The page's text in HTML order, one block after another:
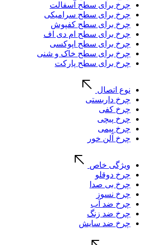
چرخ برای سطح آسفالت
چرخ برای سطح سرامیکی
چرخ برای سطح کفپوش
چرخ برای سطح ام دی اف
چرخ برای سطح اپوکسی
چرخ برای سطح خاک و شنی
چرخ برای سطح پارکت
نوع اتصال
چرخ داربستی
چرخ کفی
چرخ پیچی
چرخ پیمی
چرخ آلن خور
ویژگی خاص
چرخ دوقلو
چرخ بی صدا
چرخ نسوز
چرخ ضد آب
چرخ ضد زنگ
چرخ ضد سایش